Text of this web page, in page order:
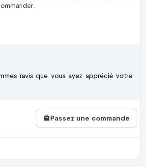
ravis que vous ayez apprécié votre
Passez une commande